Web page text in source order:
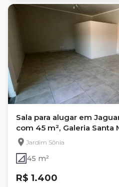
Sala para alugar em
com 45 m², Galeria Santa
Jardim Sônia
45 m²
R$ 1.400